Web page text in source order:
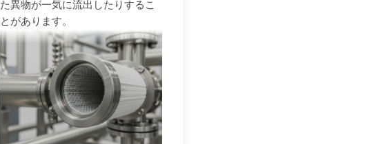
た異物が一気に流出したりするこ
とがあります。